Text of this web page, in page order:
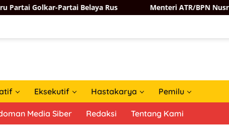
Belaya Rus Menteri ATR/BPN Nusron Wahid
Eksekutif Hastakarya Pemilu
Media Siber Redaksi Tentang Kami